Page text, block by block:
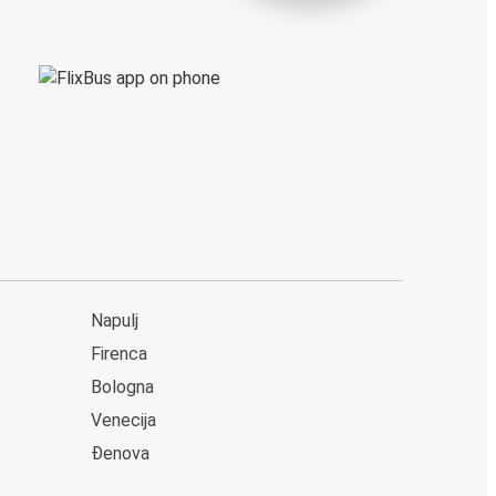
Napulj
Firenca
Bologna
Venecija
Đenova